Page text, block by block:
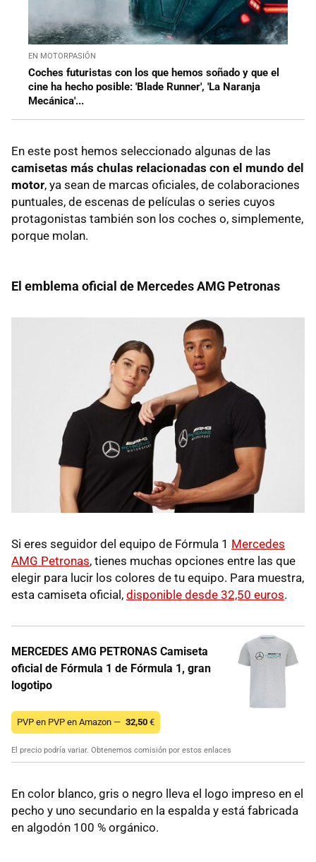
EN MOTORPASIÓN
Coches futuristas con los que hemos soñado y que el
cine ha hecho posible: 'Blade Runner', 'La Naranja
Mecánica'...
En este post hemos seleccionado algunas de las
camisetas más chulas relacionadas con el mundo del
motor, ya sean de marcas oficiales, de colaboraciones
puntuales, de escenas de películas o series cuyos
protagonistas también son los coches o, simplemente,
porque molan.
El emblema oficial de Mercedes AMG Petronas
Si eres seguidor del equipo de Fórmula 1 Mercedes
AMG Petronas, tienes muchas opciones entre las que
elegir para lucir los colores de tu equipo. Para muestra,
esta camiseta oficial, disponible desde 32,50 euros.
MERCEDES AMG PETRONAS Camiseta
oficial de Fórmula 1 de Fórmula 1, gran
logotipo
PVP en PVP en Amazon — 32,50 €
El precio podría variar. Obtenemos comisión por estos enlaces
En color blanco, gris o negro lleva el logo impreso en el
pecho y uno secundario en la espalda y está fabricada
en algodón 100 % orgánico.